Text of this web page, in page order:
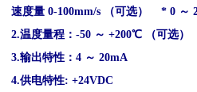
速度量 0-100mm/s （可选） * 0 ～
2.温度量程：-50 ～ +200℃ （可选
3.输出特性：4 ～ 20mA
4.供电特性: +24VDC